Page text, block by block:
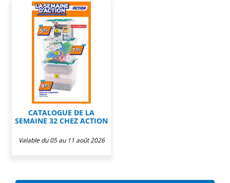
CATALOGUE DE LA
SEMAINE 32 CHEZ ACTION
Valable du 05 au 11 août 2026